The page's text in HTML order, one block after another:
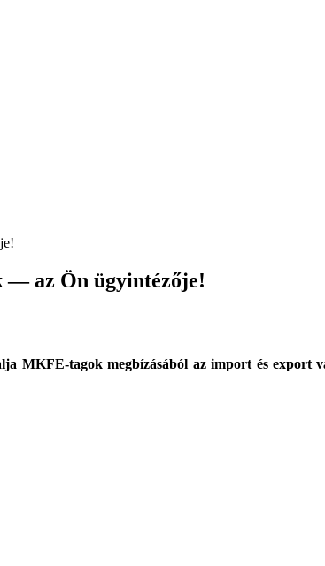
— az Ön ügyintézője!
tagok megbízásából az import és export